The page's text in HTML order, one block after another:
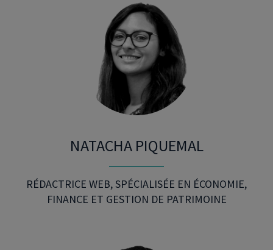
NATACHA PIQUEMAL
RÉDACTRICE WEB, SPÉCIALISÉE EN ÉCONOMIE,
FINANCE ET GESTION DE PATRIMOINE